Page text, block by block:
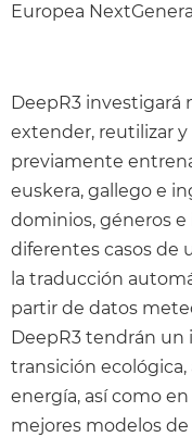
Europea
DeepR3 investigará
extender, reutilizar
previamente
euskera, gallego e
dominios, géneros e
diferentes casos de
la traducción
partir de datos
DeepR3 tendrán
transición
energía, así como
mejores modelos